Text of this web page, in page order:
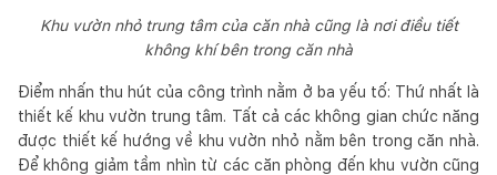
Khu vườn nhỏ trung tâm của căn nhà cũng là nơi điều tiết
không khí bên trong căn nhà
Điểm nhấn thu hút của công trình nằm ở ba yếu tố: Thứ nhất là
thiết kế khu vườn trung tâm. Tất cả các không gian chức năng
được thiết kế hướng về khu vườn nhỏ nằm bên trong căn nhà.
Để không giảm tầm nhìn từ các căn phòng đến khu vườn cũng